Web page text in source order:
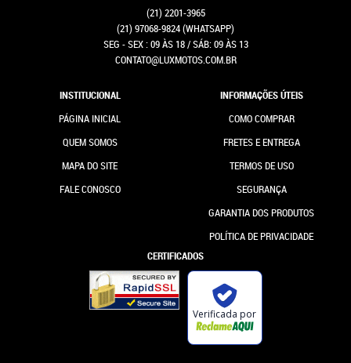
(21) 2201-3965
(21) 97068-9824(WHATSAPP)
SEG - SEX : 09 ÀS 18 / SÁB: 09 ÀS 13
CONTATO@LUXMOTOS.COM.BR
INSTITUCIONAL
PÁGINA INICIAL
QUEM SOMOS
MAPA DO SITE
FALE CONOSCO
INFORMAÇÕES ÚTEIS
COMO COMPRAR
FRETES E ENTREGA
TERMOS DE USO
SEGURANÇA
GARANTIA DOS PRODUTOS
POLÍTICA DE PRIVACIDADE
CERTIFICADOS
Verificada por